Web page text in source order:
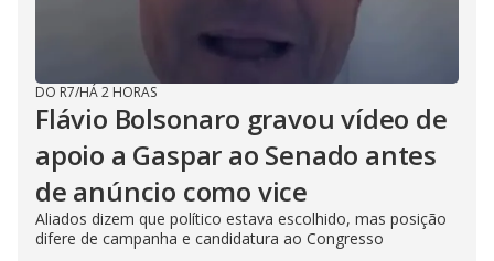
DO R7/HÁ 2 HORAS
Flávio Bolsonaro gravou vídeo de
apoio a Gaspar ao Senado antes
de anúncio como vice
Aliados dizem que político estava escolhido, mas posição
difere de campanha e candidatura ao Congresso